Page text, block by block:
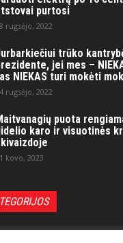
purtosi
rugsėjo, 2022
trūko
jei mes –
NIEKAS turi mokėti
rugsėjo, 2022
puota
karo ir visuotinės
kovo, 2023